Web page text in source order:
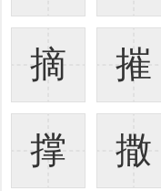
摘 摧
撑 撒